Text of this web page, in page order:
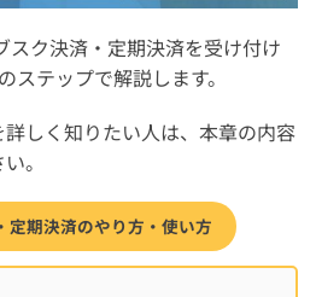
スク決済・定期決済を受け付け
ステップで解説します。
しく知りたい人は、本章の内容
。
期決済のやり方・使い方